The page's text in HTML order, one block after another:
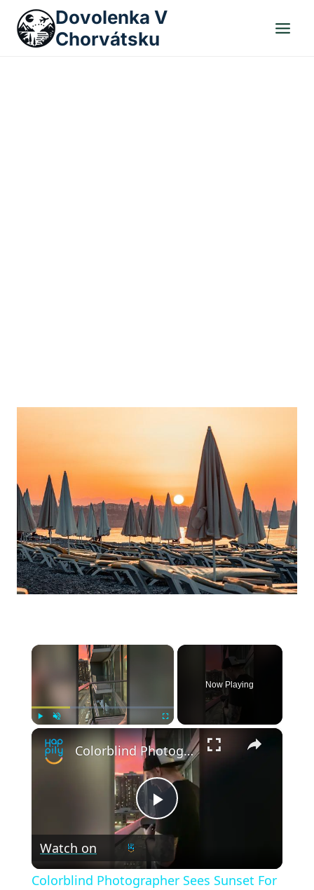
content
Dovolenka V
Chorvátsku
×
Now Playing
×
Play
Video
Colorblind Photographer Sees Sunset For First Time With Enchroma Glasses | Happily TV
Watch on
Colorblind Photographer Sees Sunset For